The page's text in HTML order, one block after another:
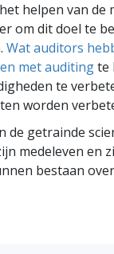
helpen van de
om dit doel te
Wat auditors
met auditingte
te
worden
de getrainde
medeleven en
bestaan